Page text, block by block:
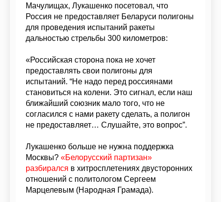
Мачулищах, Лукашенко посетовал, что
Россия не предоставляет Беларуси полигоны
для проведения испытаний ракеты
дальностью стрельбы 300 километров:
«Российская сторона пока не хочет
предоставлять свои полигоны для
испытаний. “Не надо перед россиянами
становиться на колени. Это сигнал, если наш
ближайший союзник мало того, что не
согласился с нами ракету сделать, а полигон
не предоставляет… Слушайте, это вопрос”.
Лукашенко больше не нужна поддержка
Москвы? «Белорусский партизан»
разбирался в хитросплетениях двусторонних
отношений с политологом Сергеем
Марцелевым (Народная Грамада).